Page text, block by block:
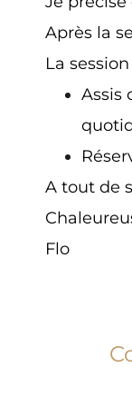
Après la
La
Assis
A tout de
Flo